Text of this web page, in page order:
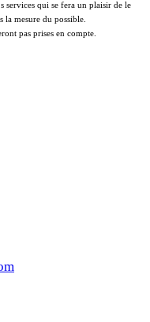
services qui se fera un plaisir de le
la mesure du possible.
pas prises en compte.